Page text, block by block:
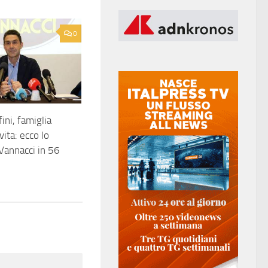
0
famiglia
ecco lo
in 56